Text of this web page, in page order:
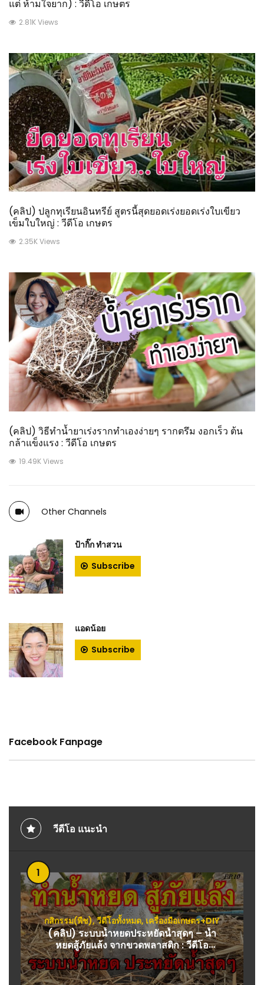
แต่ ห้ามใจยาก) : วีดีโอ เกษตร
2.81K Views
(คลิป) ปลูกทุเรียนอินทรีย์ สูตรนี้สุดยอดเร่งยอดเร่งใบเขียว
เข็มใบใหญ่ : วีดีโอ เกษตร
2.35K Views
(คลิป) วิธีทำน้ำยาเร่งรากทำเองง่ายๆ รากตรึม งอกเร็ว ต้น
กล้าแข็งแรง : วีดีโอ เกษตร
19.49K Views
Other Channels
ป้ากิ๊ก ทําสวน
Subscribe
แอดน้อย
Subscribe
Facebook Fanpage
วีดีโอ แนะนำ
1
กสิกรรม(พืช),วีดีโอทั้งหมด,เครื่องมือเกษตร+DIY
(คลิป) ระบบน้ำหยดประหยัดน้ำสุดๆ – น้ำ
หยดสู้ภัยแล้ง จากขวดพลาสติก : วีดีโอ
เกษตร